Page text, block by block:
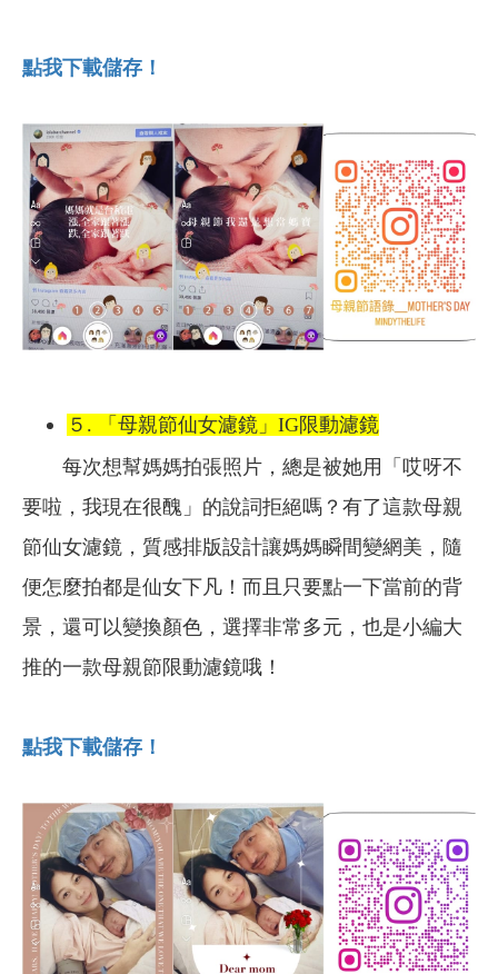
點我下載儲存！
５. 「母親節仙女濾鏡」IG限動濾鏡
每次想幫媽媽拍張照片，總是被她用「哎呀不
要啦，我現在很醜」的說詞拒絕嗎？有了這款母親
節仙女濾鏡，質感排版設計讓媽媽瞬間變網美，隨
便怎麼拍都是仙女下凡！而且只要點一下當前的背
景，還可以變換顏色，選擇非常多元，也是小編大
推的一款母親節限動濾鏡哦！
點我下載儲存！